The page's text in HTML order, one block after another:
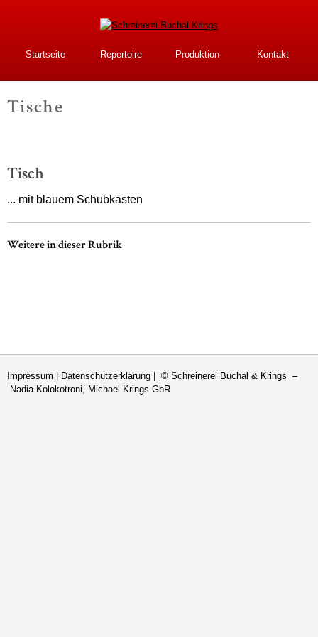
zum
Schreinerei Buchal
Krings
Startseite Repertoire Produktion Kontakt
Tische
Tisch
... mit blauem Schubkasten
Weitere in dieser Rubrik
Impressum Datenschutzerklärung | © Schreinerei Buchal & Krings –
Nadia Kolokotroni, Michael Krings GbR